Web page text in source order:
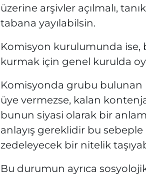
üzerine arşivler açılmalı,
tabana yayılabilsin.
Komisyon kurulumunda ise,
kurmak için genel kurulda
Komisyonda grubu
üye vermezse, kalan
bunun siyasi olarak bir
anlayış gereklidir bu
zedeleyecek bir nitelik
Bu durumun ayrıca